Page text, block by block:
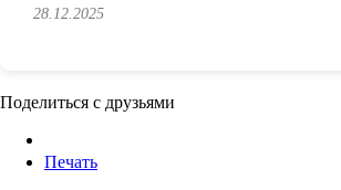
28.12.2025
Поделиться с друзьями
Печать